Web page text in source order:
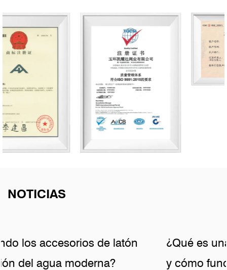
NOTICIAS
¿Qué es una válvula de retención de
y cómo funciona?